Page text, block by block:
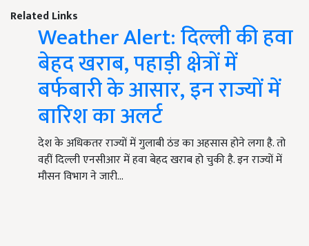
Related Links
Weather Alert: दिल्ली की हवा
बेहद खराब, पहाड़ी क्षेत्रों में
बर्फबारी के आसार, इन राज्यों में
बारिश का अलर्ट
देश के अधिकतर राज्यों में गुलाबी ठंड का अहसास होने लगा है. तो
वहीं दिल्ली एनसीआर में हवा बेहद खराब हो चुकी है. इन राज्यों में
मौसन विभाग ने जारी…